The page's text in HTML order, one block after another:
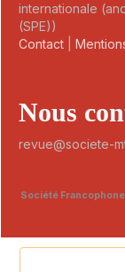
internationale
(SPE))
Contact
Nous
revue@societe-
Société